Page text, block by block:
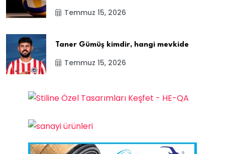
Temmuz 15, 2026
Taner Gümüş kimdir, hangi mevkide
Temmuz 15, 2026